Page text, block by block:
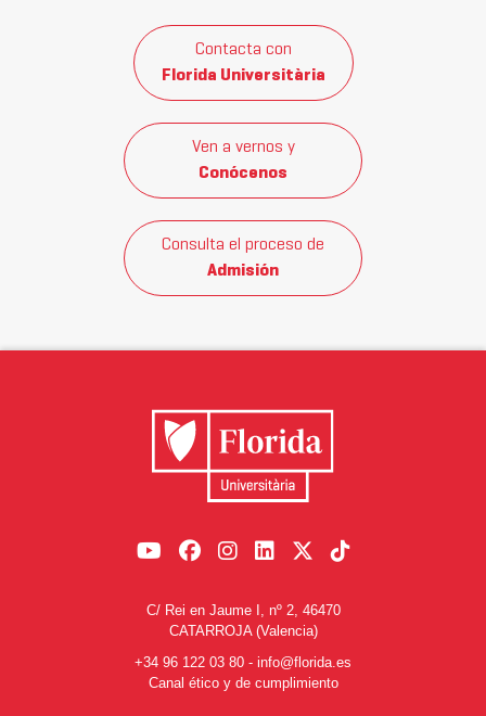
Contacta con
Florida Universitària
Ven a vernos y
Conócenos
Consulta el proceso de
Admisión
C/ Rei en Jaume I, nº 2, 46470
CATARROJA (Valencia)
+34 96 122 03 80 - info@florida.es
Canal ético y de cumplimiento